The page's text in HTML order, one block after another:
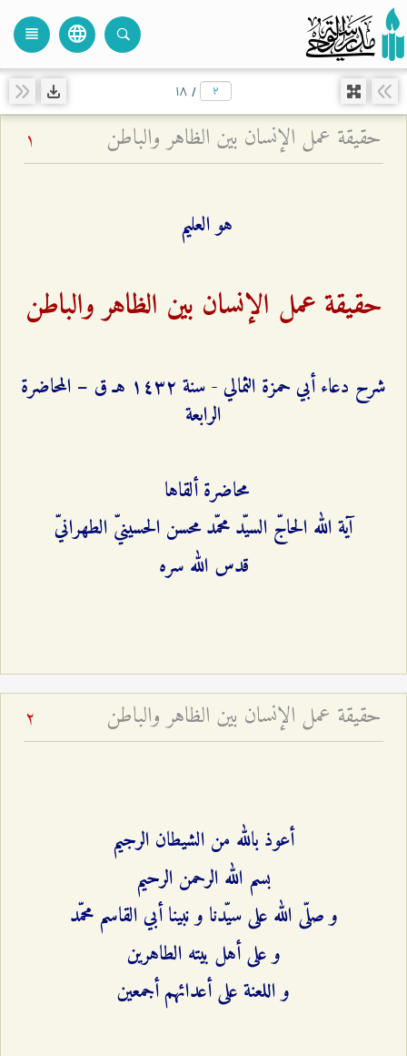
language
view_headline
/ ۱۸
حقيقة عمل الإنسان بين الظاهر والباطن 1
هو العليم
حقيقة عمل الإنسان بين الظاهر والباطن
شرح دعاء أبي حمزة الثمالي - سنة ۱٤٣٢ هـ ق – المحاضرة
الرابعة
محاضرة ألقاها
آية الله الحاجّ السيّد محمّد محسن الحسينيّ الطهرانيّ
قدس الله سره
حقيقة عمل الإنسان بين الظاهر والباطن 2
أعوذ بالله من الشيطان الرجيم
بسم الله الرحمن الرحيم
و صلّى الله على سيّدنا و نبينا أبي القاسم محمّد
و على أهل بيته الطاهرين
و اللعنة على أعدائهم أجمعين